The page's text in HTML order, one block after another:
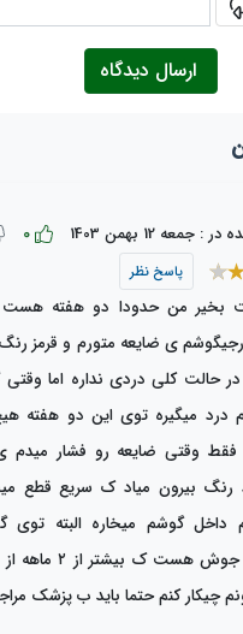
ارسال دیدگاه
جمعه 12 بهمن 1403
0
پاسخ نظر
بخیر من حدودا دو هفته
ی ضایعه متورم و قرمز
حالت کلی دردی نداره اما
درد میگیره توی این دو هفته
فقط وقتی ضایعه رو فشار میدم
رنگ بیرون میاد ک سریع قطع
داخل گوشم میخاره البته توی
ضایعه ی جوش هست ک
چیکار کنم حتما باید ب پزشک